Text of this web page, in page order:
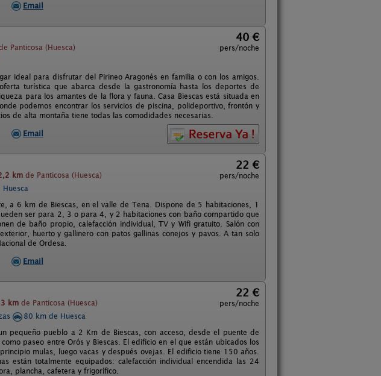
Email
Panticosa (Huesca)
40 €
pers/noche
ideal para disfrutar del Pirineo Aragonés en familia o con los amigos.
turística que abarca desde la gastronomía hasta los deportes de
para los amantes de la flora y fauna. Casa Biescas está situada en
podemos encontrar los servicios de piscina, polideportivo, frontón y
de alta montaña tiene todas las comodidades necesarias.
Email
km de Panticosa (Huesca)
22 €
pers/noche
a 6 km de Biescas, en el valle de Tena. Dispone de 5 habitaciones, 1
ser para 2, 3 o para 4, y 2 habitaciones con baño compartido que
de baño propio, calefacción individual, TV y Wifi gratuito. Salón con
huerto y gallinero con patos gallinas conejos y pavos. A tan solo
de Ordesa.
Email
km de Panticosa (Huesca)
22 €
pers/noche
80 km de Huesca
pequeño pueblo a 2 Km de Biescas, con acceso, desde el puente de
paseo entre Orós y Biescas. El edificio en el que están ubicados los
mulas, luego vacas y después ovejas. El edificio tiene 150 años.
están totalmente equipados: calefacción individual encendida las 24
plancha, cafetera y frigorífico.